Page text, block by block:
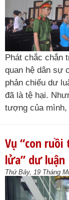
Phát chắc chắn
quan hệ dân sự
phản chiếu dư
đã là tệ hại.
tượng của
Vụ “con
lửa” dư luận
Thứ Bảy, 19 Tháng